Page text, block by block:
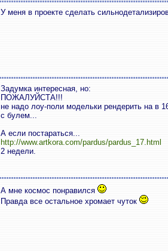
У меня в проекте сделать
Задумка интересная, но:
ПОЖАЛУЙСТА!!!
не надо лоу-поли модельки рендерить на в
с булем...
А если постараться...
http://www.artkora.com/pardus/pardus_17.html
2 недели.
А мне космос понравился
Правда все остальное хромает чуток